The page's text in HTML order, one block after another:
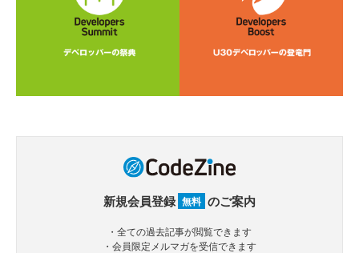
新規会員登録 無料 のご案内
・全ての過去記事が閲覧できます
・会員限定メルマガを受信できます